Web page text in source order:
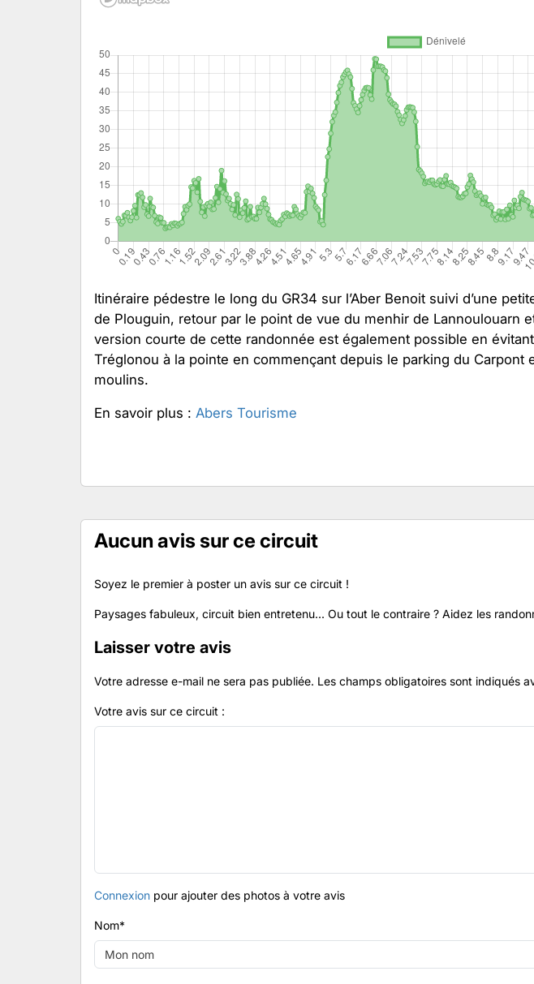
Itinéraire pédestre le long du GR34 sur l’Aber Benoit suivi d’une
de Plouguin, retour par le point de vue du menhir de Lannoulouarn
version courte de cette randonnée est également possible en
Tréglonou à la pointe en commençant depuis le parking du Carpont
moulins.
En savoir plus : Abers Tourisme
Aucun avis sur ce circuit
Soyez le premier à poster un avis sur ce circuit !
Paysages fabuleux, circuit bien entretenu... Ou tout le contraire ? Aidez les
Laisser votre avis
Votre adresse e-mail ne sera pas publiée. Les champs obligatoires sont indiqués
Votre avis sur ce circuit :
Connexion pour ajouter des photos à votre avis
Nom*